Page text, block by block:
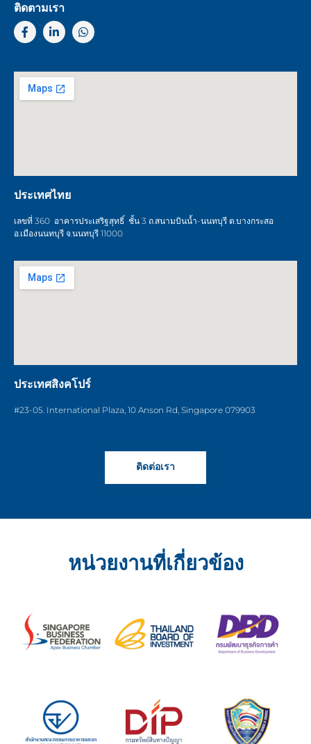
ติดตามเรา
ประเทศไทย
เลขที่ 360 อาคารประเสริฐสุทธิ์ ชั้น 3 ถ.สนามบินน้ำ-นนทบุรี ต.บางกระสอ
อ.เมืองนนทบุรี จ.นนทบุรี 11000
ประเทศสิงคโปร์
#23-05. International Plaza, 10 Anson Rd, Singapore 079903
ติดต่อเรา
หน่วยงานที่เกี่ยวข้อง